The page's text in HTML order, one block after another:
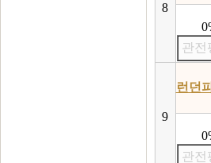
8
관전
9
런던
관전